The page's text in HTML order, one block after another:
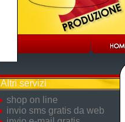
Altri servizi
shop on line
invio sms gratis da web